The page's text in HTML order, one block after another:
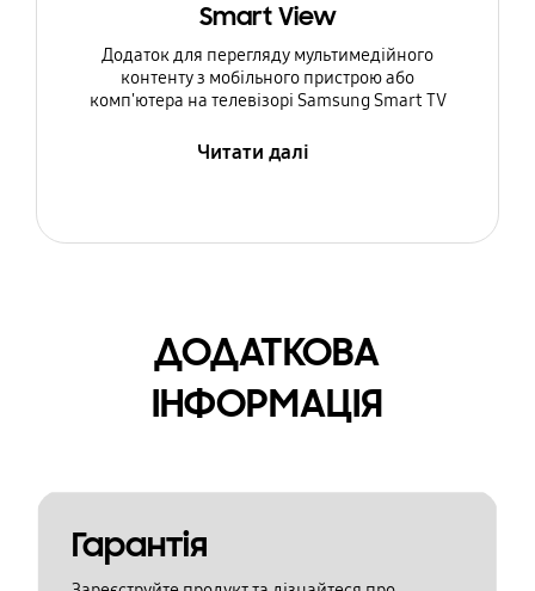
Smart View
Додаток для перегляду мультимедійного
контенту з мобільного пристрою або
комп'ютера на телевізорі Samsung Smart TV
Читати далі
ДОДАТКОВА
ІНФОРМАЦІЯ
Гарантія